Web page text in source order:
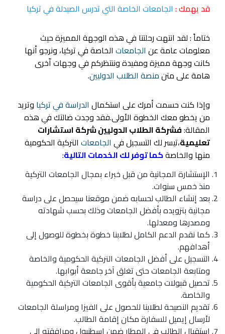
قد يهمك : الجامعات الخاصة التي تدرس الصيدلة في تركيا
ختاماً : لقد انتهت رحلتنا في هذه الوجهة المميزة حيث
معلومات عامة عن الجامعات الخاصة في تركيا، ونرجو أنها
كانت وجهة مميزة ومفيدة وننتظركم في وجهات اّخرى
هامة على متنمنصة الطلاب الدوليين.
وإذا كنت حسمت أمرك على استكمال الدراسة في تركيا وتريد
من يخطو معك الخطوة الأولى.فقد وجدت ضالتك في هذه
المقالة:فشركة الطلاب الدوليين شركة استشارات
تعليمية،تيسر لك التسجيل في الجامعات التركية الحكومية
منها والخاصةكما توفر لك الخدمات التالية:
الإستشارة المجانية من قبل خبراء بمجال الجامعات التركية
منذ خمس سنوات.
بعد إنشاء الطالب لحسابه ضمن موقعنا سيحصل على دراسة
مجانية بتزويده بأفضل الجامعات وذلك بحسب شهادته
ومصدرها ومعدلها.
كما نقدم الدعم الكامل لطلابنا خطوة بخطوة للوصول إلى
أهدافهم.
التسجيل علىأفضل الجامعات التركية الحكوميةوالخاصة
ومتابعة الجامعات حتى تغلق آخر جامعة أبوابها.
تحصيل قبولات جامعية بأقوى الجامعات التركية الحكومية
والخاصة.
تقديم النصيحة لطلابنا للحصول على الفيزا ومراسلة الجامعات
لأرسال إيميل للسفارة مكان إقامة الطالب.
استقبال الطالب في المطار ضمن اسطنبولومرافقته إلى